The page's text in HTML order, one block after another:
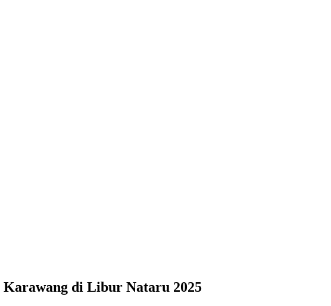
Karawang di Libur Nataru 2025